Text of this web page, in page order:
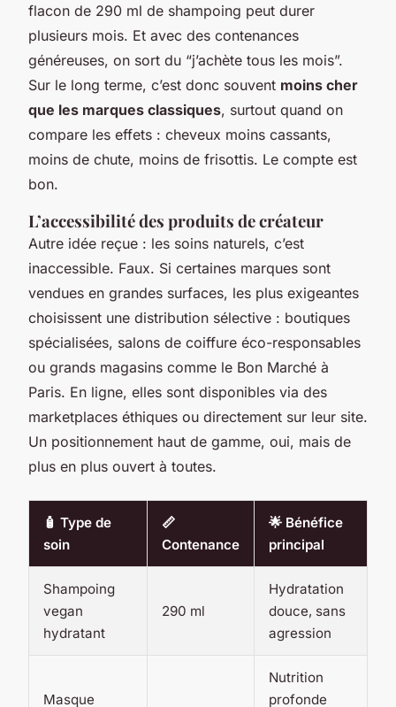
flacon de 290 ml de shampoing peut durer
plusieurs mois. Et avec des contenances
généreuses, on sort du “j’achète tous les mois”.
Sur le long terme, c’est donc souvent moins cher
que les marques classiques, surtout quand on
compare les effets : cheveux moins cassants,
moins de chute, moins de frisottis. Le compte est
bon.
L’accessibilité des produits de créateur
Autre idée reçue : les soins naturels, c’est
inaccessible. Faux. Si certaines marques sont
vendues en grandes surfaces, les plus exigeantes
choisissent une distribution sélective : boutiques
spécialisées, salons de coiffure éco-responsables
ou grands magasins comme le Bon Marché à
Paris. En ligne, elles sont disponibles via des
marketplaces éthiques ou directement sur leur site.
Un positionnement haut de gamme, oui, mais de
plus en plus ouvert à toutes.
🧴 Type de
soin
📏
Contenance
🌟 Bénéfice
principal
Shampoing
vegan
hydratant
290 ml
Hydratation
douce, sans
agression
Masque
Nutrition
profonde